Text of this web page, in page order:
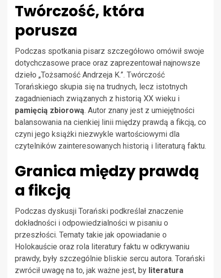
Twórczość, która
porusza
Podczas spotkania pisarz szczegółowo omówił swoje
dotychczasowe prace oraz zaprezentował najnowsze
dzieło „Tożsamość Andrzeja K.”. Twórczość
Torańskiego skupia się na trudnych, lecz istotnych
zagadnieniach związanych z historią XX wieku i
pamięcią zbiorową. Autor znany jest z umiejętności
balansowania na cienkiej linii między prawdą a fikcją, co
czyni jego książki niezwykle wartościowymi dla
czytelników zainteresowanych historią i literaturą faktu.
Granica między prawdą
a fikcją
Podczas dyskusji Torański podkreślał znaczenie
dokładności i odpowiedzialności w pisaniu o
przeszłości. Tematy takie jak opowiadanie o
Holokauście oraz rola literatury faktu w odkrywaniu
prawdy, były szczególnie bliskie sercu autora. Torański
zwrócił uwagę na to, jak ważne jest, by literatura